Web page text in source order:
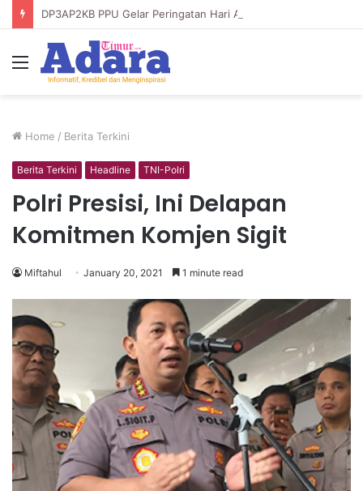
Menu
Home / Berita Terkini
Berita Terkini Headline TNI-Polri
Polri Presisi, Ini Delapan
Komitmen Komjen Sigit
Miftahul January 20, 2021 1 minute read